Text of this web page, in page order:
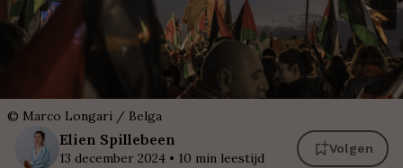
© Marco Longari / Belga
Elien Spillebeen
13 december 2024 • 10 min leestijd
Volgen